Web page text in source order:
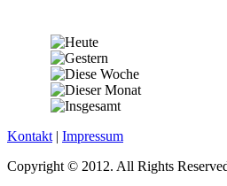
Kontakt | Impressum
Copyright © 2012. All Rights